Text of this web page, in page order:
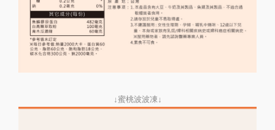
↓蜜桃波波凍↓